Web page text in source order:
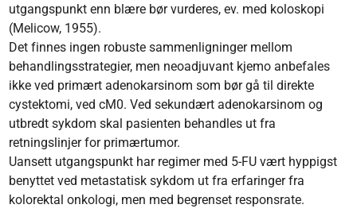
utgangspunkt enn blære bør vurderes, ev. med koloskopi
(Melicow, 1955).
Det finnes ingen robuste sammenligninger mellom
behandlingsstrategier, men neoadjuvant kjemo anbefales
ikke ved primært adenokarsinom som bør gå til direkte
cystektomi, ved cM0. Ved sekundært adenokarsinom og
utbredt sykdom skal pasienten behandles ut fra
retningslinjer for primærtumor.
Uansett utgangspunkt har regimer med 5-FU vært hyppigst
benyttet ved metastatisk sykdom ut fra erfaringer fra
kolorektal onkologi, men med begrenset responsrate.